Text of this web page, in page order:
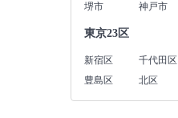
堺市
神戸市
東京23区
新宿区 千代田区
豊島区
北区